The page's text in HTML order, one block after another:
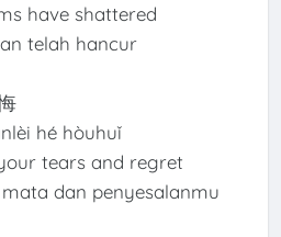
have shattered
telah hancur
hé hòuhuǐ
tears and regret
dan penyesalanmu